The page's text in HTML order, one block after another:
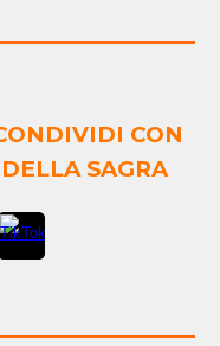
CON
SAGRA